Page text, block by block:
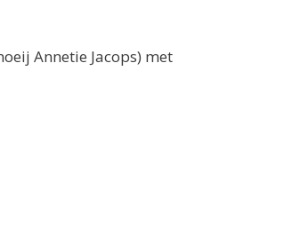
Annetie Jacops) met